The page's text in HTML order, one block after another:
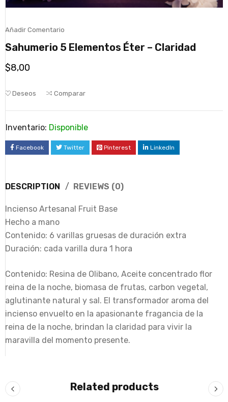
Añadir Comentario
Sahumerio 5 Elementos Éter – Claridad
$8,00
Deseos Comparar
Inventario: Disponible
Facebook Twitter Pinterest LinkedIn
DESCRIPTION REVIEWS (0)
Incienso Artesanal Fruit Base
Hecho a mano
Contenido: 6 varillas gruesas de duración extra
Duración: cada varilla dura 1 hora
Contenido: Resina de Olibano, Aceite concentrado flor
reina de la noche, biomasa de frutas, carbon vegetal,
aglutinante natural y sal. El transformador aroma del
incienso envuelto en la apasionante fragancia de la
reina de la noche, brindan la claridad para vivir la
maravilla del momento presente.
Related products